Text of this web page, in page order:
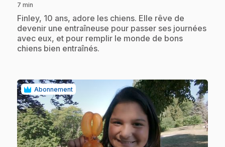
7 min
.Finley, 10 ans, adore les chiens. Elle rêve de
devenir une entraîneuse pour passer ses journées
avec eux, et pour remplir le monde de bons
chiens bien entraînés.
Abonnement